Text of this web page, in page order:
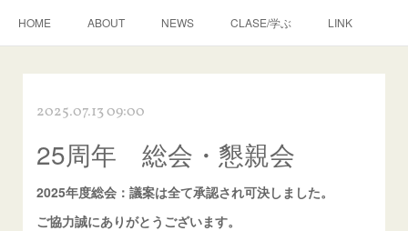
HOME ABOUT NEWS CLASE/学ぶ LINK
2025.07.13 09:00
25周年 総会・懇親会
2025年度総会：議案は全て承認され可決しました。
ご協力誠にありがとうございます。